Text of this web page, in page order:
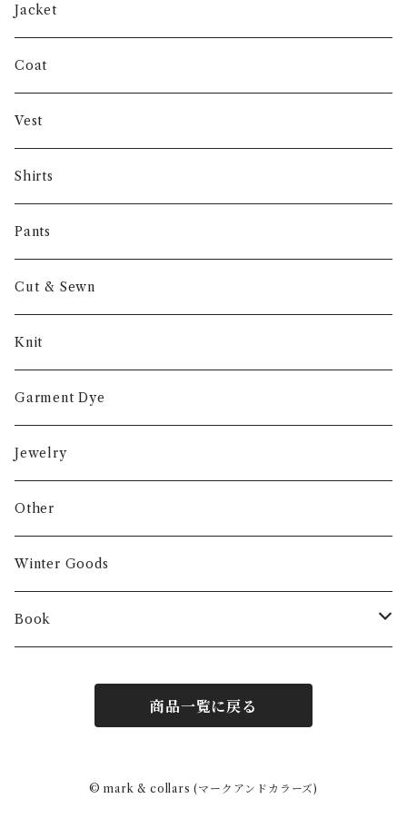
SHUREN
INVERTERE
Gambert
NORIEI
Other
Jacket
Coat
Vest
Shirts
Pants
Cut & Sewn
Knit
Garment Dye
Jewelry
Other
Winter Goods
Book
商品一覧に戻る
© mark & collars (マークアンドカラーズ)